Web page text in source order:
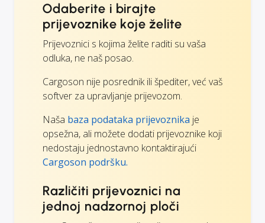
Odaberite i birajte
prijevoznike koje želite
Prijevoznici s kojima želite raditi su vaša
odluka, ne naš posao.
Cargoson nije posrednik ili špediter, već vaš
softver za upravljanje prijevozom.
Naša baza podataka prijevoznika je
opsežna, ali možete dodati prijevoznike koji
nedostaju jednostavno kontaktirajući
Cargoson podršku.
Različiti prijevoznici na
jednoj nadzornoj ploči